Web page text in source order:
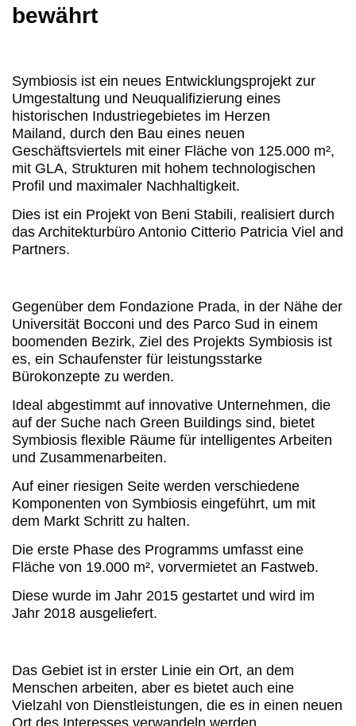
bewährt
Symbiosis ist ein neues Entwicklungsprojekt zur
Umgestaltung und Neuqualifizierung eines
historischen Industriegebietes im Herzen
Mailand, durch den Bau eines neuen
Geschäftsviertels mit einer Fläche von 125.000 m²,
mit GLA, Strukturen mit hohem technologischen
Profil und maximaler Nachhaltigkeit.
Dies ist ein Projekt von Beni Stabili, realisiert durch
das Architekturbüro Antonio Citterio Patricia Viel and
Partners.
Gegenüber dem Fondazione Prada, in der Nähe der
Universität Bocconi und des Parco Sud in einem
boomenden Bezirk, Ziel des Projekts Symbiosis ist
es, ein Schaufenster für leistungsstarke
Bürokonzepte zu werden.
Ideal abgestimmt auf innovative Unternehmen, die
auf der Suche nach Green Buildings sind, bietet
Symbiosis flexible Räume für intelligentes Arbeiten
und Zusammenarbeiten.
Auf einer riesigen Seite werden verschiedene
Komponenten von Symbiosis eingeführt, um mit
dem Markt Schritt zu halten.
Die erste Phase des Programms umfasst eine
Fläche von 19.000 m², vorvermietet an Fastweb.
Diese wurde im Jahr 2015 gestartet und wird im
Jahr 2018 ausgeliefert.
Das Gebiet ist in erster Linie ein Ort, an dem
Menschen arbeiten, aber es bietet auch eine
Vielzahl von Dienstleistungen, die es in einen neuen
Ort des Interesses verwandeln werden.